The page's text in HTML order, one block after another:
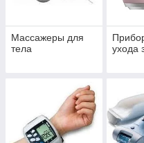
Массажеры для
тела
ухода